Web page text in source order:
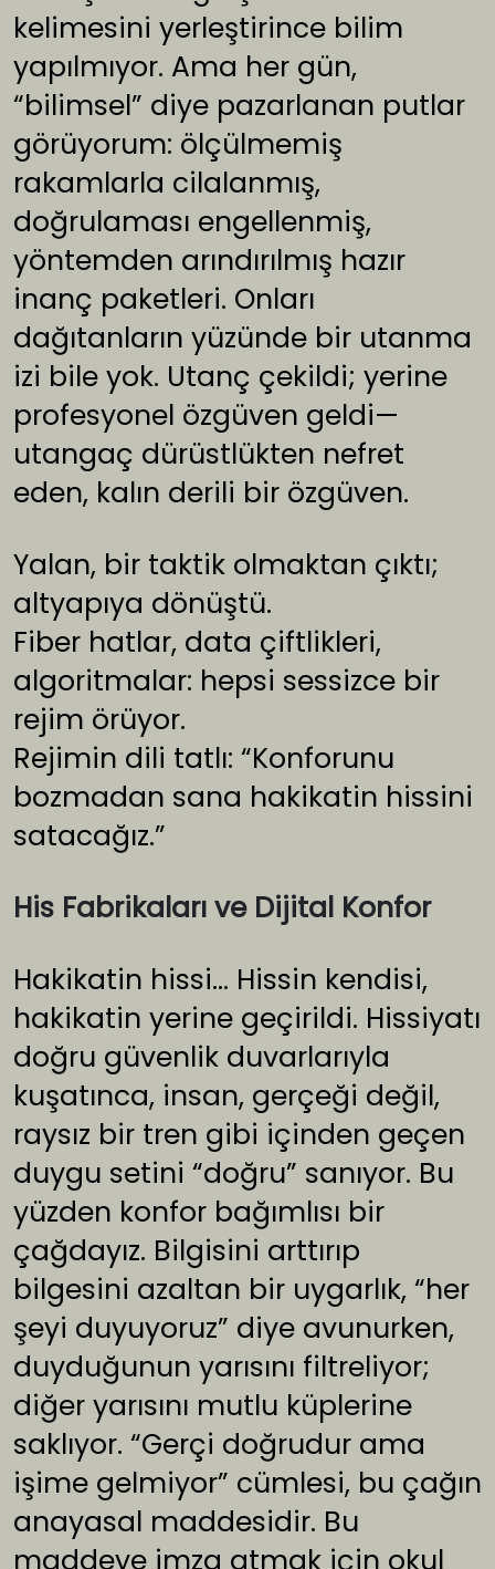
kelimesini yerleştirince bilim
yapılmıyor. Ama her gün,
“bilimsel” diye pazarlanan putlar
görüyorum: ölçülmemiş
rakamlarla cilalanmış,
doğrulaması engellenmiş,
yöntemden arındırılmış hazır
inanç paketleri. Onları
dağıtanların yüzünde bir utanma
izi bile yok. Utanç çekildi; yerine
profesyonel özgüven geldi—
utangaç dürüstlükten nefret
eden, kalın derili bir özgüven.
Yalan, bir taktik olmaktan çıktı;
altyapıya dönüştü.
Fiber hatlar, data çiftlikleri,
algoritmalar: hepsi sessizce bir
rejim örüyor.
Rejimin dili tatlı: “Konforunu
bozmadan sana hakikatin hissini
satacağız.”
His Fabrikaları ve Dijital Konfor
Hakikatin hissi… Hissin kendisi,
hakikatin yerine geçirildi. Hissiyatı
doğru güvenlik duvarlarıyla
kuşatınca, insan, gerçeği değil,
raysız bir tren gibi içinden geçen
duygu setini “doğru” sanıyor. Bu
yüzden konfor bağımlısı bir
çağdayız. Bilgisini arttırıp
bilgesini azaltan bir uygarlık, “her
şeyi duyuyoruz” diye avunurken,
duyduğunun yarısını filtreliyor;
diğer yarısını mutlu küplerine
saklıyor. “Gerçi doğrudur ama
işime gelmiyor” cümlesi, bu çağın
anayasal maddesidir. Bu
maddeye imza atmak için okul